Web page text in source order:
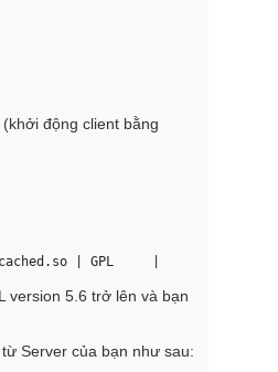
động client bằng
| GPL     |
version 5.6 trở lên và bạn
Server của bạn như sau: